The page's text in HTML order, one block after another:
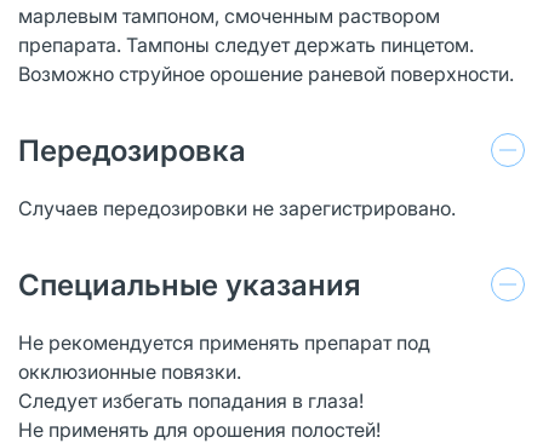
марлевым тампоном, смоченным раствором
препарата. Тампоны следует держать пинцетом.
Возможно струйное орошение раневой поверхности.
Передозировка
Случаев передозировки не зарегистрировано.
Специальные указания
Не рекомендуется применять препарат под
окклюзионные повязки.
Следует избегать попадания в глаза!
Не применять для орошения полостей!